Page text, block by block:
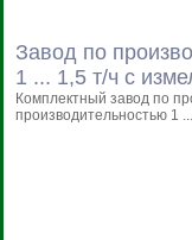
Завод по
1 ... 1,5 т/ч с
Комплектный завод по
производительностью 1